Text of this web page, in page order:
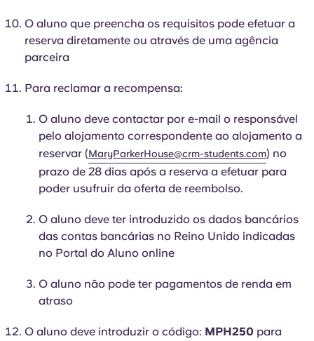
O aluno que preencha os requisitos pode efetuar a
reserva diretamente ou através de uma agência
parceira
Para reclamar a recompensa:
O aluno deve contactar por e-mail o responsável
pelo alojamento correspondente ao alojamento a
reservar (MaryParkerHouse@crm-students.com) no
prazo de 28 dias após a reserva a efetuar para
poder usufruir da oferta de reembolso.
O aluno deve ter introduzido os dados bancários
das contas bancárias no Reino Unido indicadas
no Portal do Aluno online
O aluno não pode ter pagamentos de renda em
atraso
O aluno deve introduzir o código: MPH250 para